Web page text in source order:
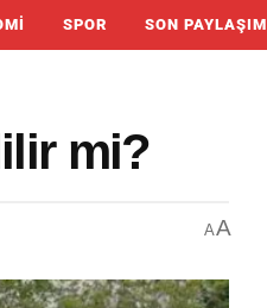
SPOR SON PAYLAŞIM
mi?
AA